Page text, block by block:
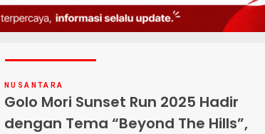
NUSANTARA
Golo Mori Sunset Run 2025 Hadir
dengan Tema “Beyond The Hills”,